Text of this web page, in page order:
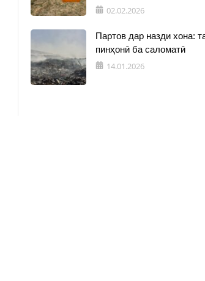
02.02.2026
Партов дар назди хона:
пинҳонӣ ба саломатӣ
14.01.2026